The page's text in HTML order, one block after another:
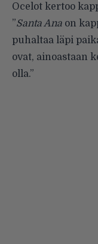
Ocelot kertoo
”Santa Ana on
puhaltaa läpi
ovat, ainoastaan
olla.”